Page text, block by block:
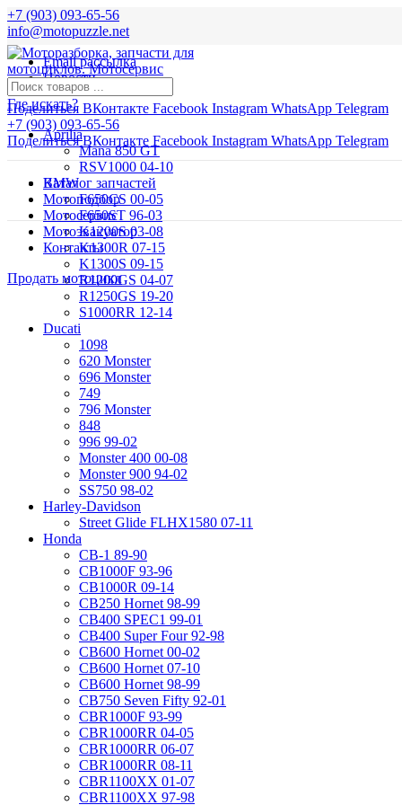
+7 (903) 093-65-56
info@motopuzzle.net
Email рассылка
Новости
Поделиться ВКонтакте Facebook Instagram WhatsApp Telegram
+7 (903) 093-65-56
Поделиться ВКонтакте Facebook Instagram WhatsApp Telegram
Где искать?
Aprilia
Mana 850 GT
RSV1000 04-10
BMW
F650CS 00-05
F650ST 96-03
K1200S 03-08
K1300R 07-15
K1300S 09-15
R1200GS 04-07
R1250GS 19-20
S1000RR 12-14
Ducati
1098
620 Monster
696 Monster
749
796 Monster
848
996 99-02
Monster 400 00-08
Monster 900 94-02
SS750 98-02
Harley-Davidson
Street Glide FLHX1580 07-11
Honda
CB-1 89-90
CB1000F 93-96
CB1000R 09-14
CB250 Hornet 98-99
CB400 SPEC1 99-01
CB400 Super Four 92-98
CB600 Hornet 00-02
CB600 Hornet 07-10
CB600 Hornet 98-99
CB750 Seven Fifty 92-01
CBR1000F 93-99
CBR1000RR 04-05
CBR1000RR 06-07
CBR1000RR 08-11
CBR1100XX 01-07
CBR1100XX 97-98
Каталог запчастей
Мотоподбор
Мотосервис
Мотоэвакуатор
Контакты
Продать мотоцикл